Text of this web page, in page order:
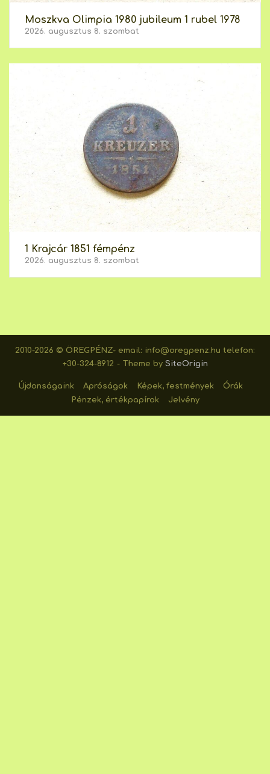
Moszkva Olimpia 1980 jubileum 1 rubel 1978
2026. augusztus 8. szombat
1 Krajcár 1851 fémpénz
2026. augusztus 8. szombat
2010-2026 © ÖREGPÉNZ- email: info@oregpenz.hu telefon:
+30-324-8912
Theme by SiteOrigin
Újdonságaink Apróságok Képek, festmények
Órák
Pénzek, értékpapírok
Jelvény